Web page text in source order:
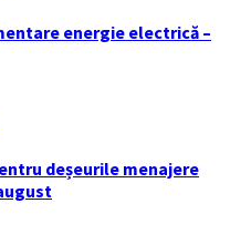
energie electrică –
deșeurile menajere